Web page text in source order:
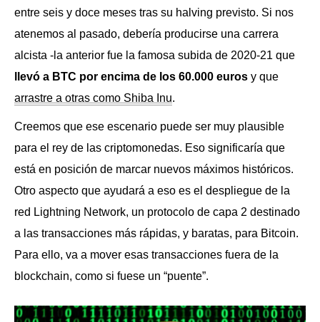
entre seis y doce meses tras su halving previsto. Si nos
atenemos al pasado, debería producirse una carrera
alcista -la anterior fue la famosa subida de 2020-21 que
llevó a BTC por encima de los 60.000 euros y que
arrastre a otras como Shiba Inu.
Creemos que ese escenario puede ser muy plausible
para el rey de las criptomonedas. Eso significaría que
está en posición de marcar nuevos máximos históricos.
Otro aspecto que ayudará a eso es el despliegue de la
red Lightning Network, un protocolo de capa 2 destinado
a las transacciones más rápidas, y baratas, para Bitcoin.
Para ello, va a mover esas transacciones fuera de la
blockchain, como si fuese un “puente”.